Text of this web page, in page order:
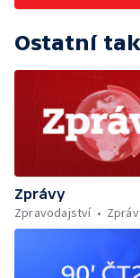
Ostatní
Zprávy
Zpravodajství